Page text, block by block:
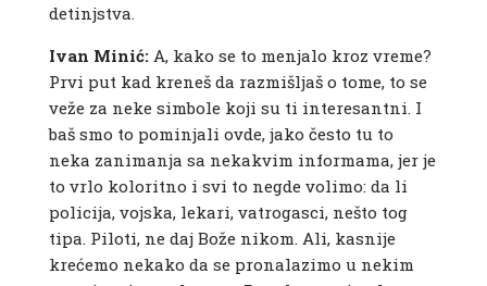
detinjstva.
Ivan Minić:A, kako se to menjalo kroz vreme?
Prvi put kad kreneš da razmišljaš o tome, to se
veže za neke simbole koji su ti interesantni. I
baš smo to pominjali ovde, jako često tu to
neka zanimanja sa nekakvim informama, jer je
to vrlo koloritno i svi to negde volimo: da li
policija, vojska, lekari, vatrogasci, nešto tog
tipa. Piloti, ne daj Bože nikom. Ali, kasnije
krećemo nekako da se pronalazimo u nekim